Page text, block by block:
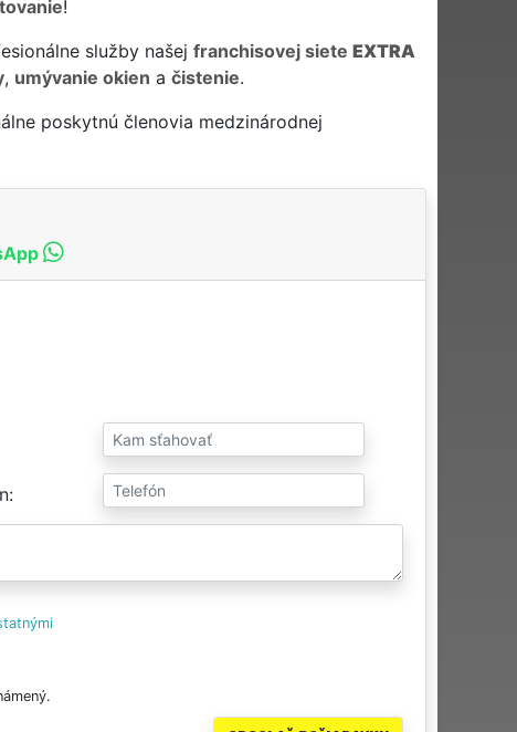
!
služby našej franchisovej siete EXTRA
, umývanie okien a čistenie.
poskytnú členovia medzinárodnej